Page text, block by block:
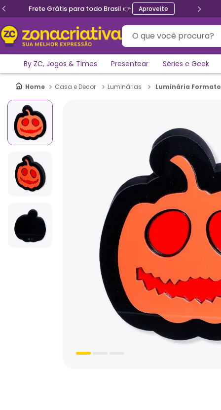
Frete Grátis para todo Brasil 👉 Aproveite
O que você procura?
By ZC, Jogos & Times Presentear Séries e Geek
Casa e Decor Luminárias Luminária